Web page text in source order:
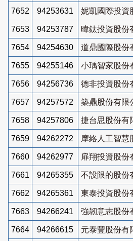
7652 94253631 妮凱國際投資
7653 94253787 暐鈦投資股份
7654 94254630 道鼎國際股份
7655 94255146 小瑀智家股份
7656 94256736 德非投資股份
7657 94257572 築鼎股份有限
7658 94257806 捷台思股份有
7659 94262272 摩絡人工智慧
7660 94262977 扉翔投資股份
7661 94265355 不設限的股份
7662 94265361 東泰投資股份
7663 94266241 強韌意志股份
7664 94266615 元泰豐股份有